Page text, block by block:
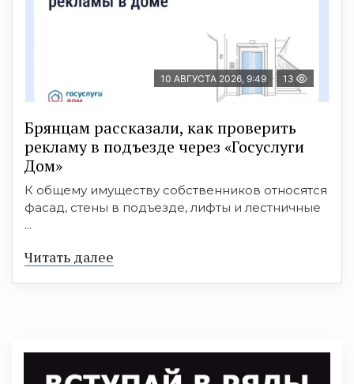
10 АВГУСТА 2026, 9:49 13
Брянцам рассказали, как проверить
рекламу в подъезде через «Госуслуги
Дом»
К общему имуществу собственников относятся
фасад, стены в подъезде, лифты и лестничные
...
Читать далее